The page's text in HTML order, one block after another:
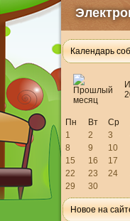
Календарь
Пн Вт Ср
1
2 3
8
9 10
15
16 17
22
23 24
29
30
Новое на